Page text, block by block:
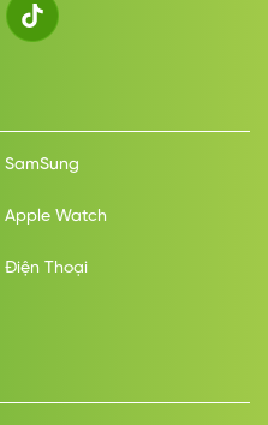
SamSung
Apple Watch
Điện Thoại